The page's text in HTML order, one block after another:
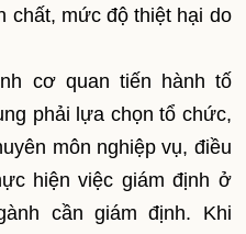
chất, mức độ thiệt hại do
cơ quan tiến hành tố
phải lựa chọn tổ chức,
môn nghiệp vụ, điều
hiện việc giám định ở
cần giám định. Khi